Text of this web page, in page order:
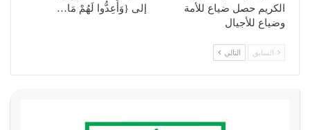
الكريم حصل ضياع للأمة
وضياع للأجيال
إلى {وَأَعِدُّوا لَهُمْ مَا…
السابق التالي